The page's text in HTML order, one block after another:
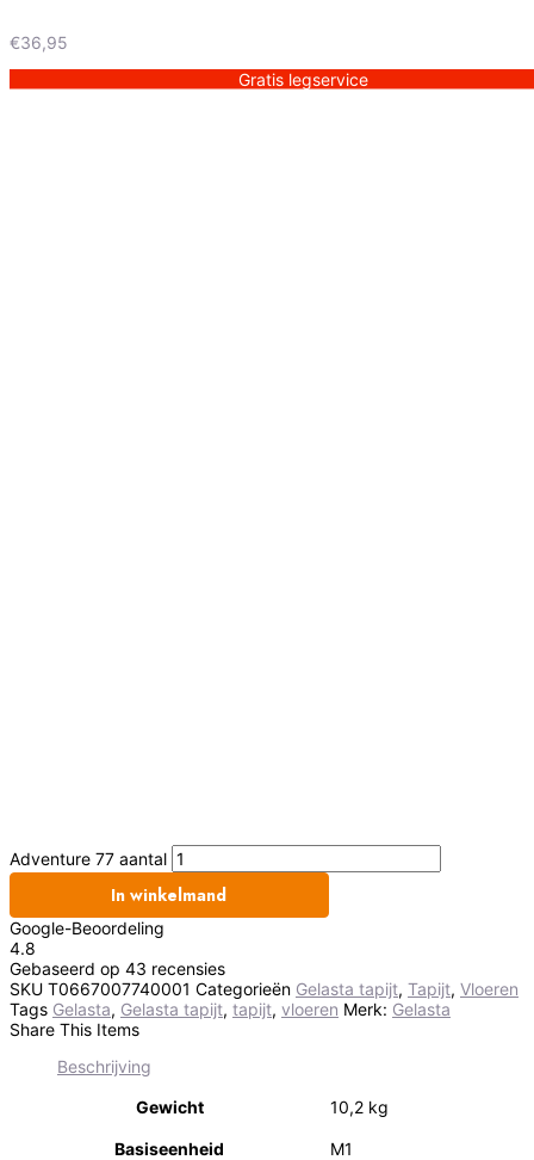
€36,95
Gratis legservice
Adventure 77 aantal
In winkelmand
Google-Beoordeling
4.8
Gebaseerd op 43 recensies
SKU T0667007740001 Categorieën Gelasta tapijt, Tapijt, Vloeren
Tags Gelasta, Gelasta tapijt, tapijt, vloeren Merk: Gelasta
Share This Items
Beschrijving
Gewicht
10,2 kg
Basiseenheid M1